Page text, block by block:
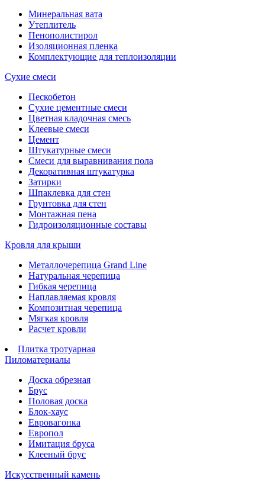
Минеральная вата
Утеплитель
Пенополистирол
Изоляционная пленка
Комплектующие для теплоизоляции
Сухие смеси
Пескобетон
Сухие цементные смеси
Цветная кладочная смесь
Клеевые смеси
Цемент
Штукатурные смеси
Смеси для выравнивания пола
Декоративная штукатурка
Затирки
Шпаклевка для стен
Грунтовка для стен
Монтажная пена
Гидроизоляционные составы
Кровля для крыши
Металлочерепица Grand Line
Натуральная черепица
Гибкая черепица
Наплавляемая кровля
Композитная черепица
Мягкая кровля
Расчет кровли
Плитка тротуарная
Пиломатериалы
Доска обрезная
Брус
Половая доска
Блок-хаус
Евровагонка
Европол
Имитация бруса
Клееный брус
Искусственный камень